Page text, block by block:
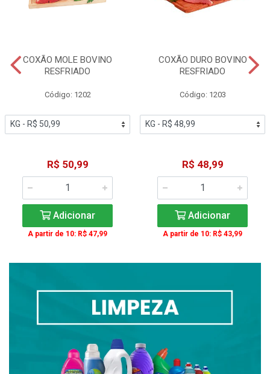
COXÃO MOLE BOVINO
RESFRIADO
Código: 1202
R$ 50,99
Adicionar
A partir de 10: R$ 47,99
COXÃO DURO BOVINO
RESFRIADO
Código: 1203
R$ 48,99
Adicionar
A partir de 10: R$ 43,99